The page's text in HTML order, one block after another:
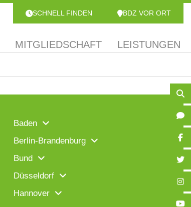
SCHNELL FINDEN BDZ VOR ORT
MITGLIEDSCHAFT LEISTUNGEN
Baden
Berlin-Brandenburg
Bund
Düsseldorf
Hannover